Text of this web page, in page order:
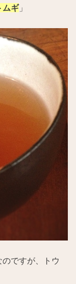
ムギ」
ですが、トウ